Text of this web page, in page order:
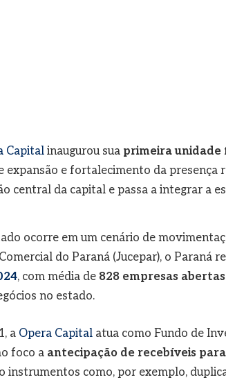
Capitalinaugurou sua primeira unidade
expansão e fortalecimento da presença
central da capital e passa a integrar a
ocorre em um cenário de
do Paraná (Jucepar), o Paraná
, com média de 828 empresas
no estado.
a Opera Capitalatua como Fundo de
foco a antecipação de recebíveis
instrumentos como, por exemplo,